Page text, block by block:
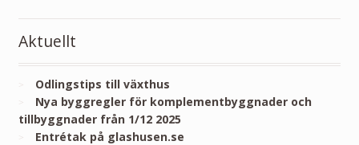
Aktuellt
Odlingstips till växthus
Nya byggregler för komplementbyggnader och
tillbyggnader från 1/12 2025
Entrétak på glashusen.se